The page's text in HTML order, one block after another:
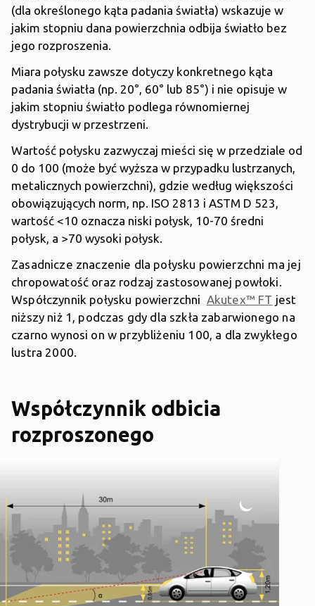
(dla określonego kąta padania światła) wskazuje w
jakim stopniu dana powierzchnia odbija światło bez
jego rozproszenia.
Miara połysku zawsze dotyczy konkretnego kąta
padania światła (np. 20°, 60° lub 85°) i nie opisuje w
jakim stopniu światło podlega równomiernej
dystrybucji w przestrzeni.
Wartość połysku zazwyczaj mieści się w przedziale od
0 do 100 (może być wyższa w przypadku lustrzanych,
metalicznych powierzchni), gdzie według większości
obowiązujących norm, np. ISO 2813 i ASTM D 523,
wartość <10 oznacza niski połysk, 10-70 średni
połysk, a >70 wysoki połysk.
Zasadnicze znaczenie dla połysku powierzchni ma jej
chropowatość oraz rodzaj zastosowanej powłoki.
Współczynnik połysku powierzchni Akutex™ FT jest
niższy niż 1, podczas gdy dla szkła zabarwionego na
czarno wynosi on w przybliżeniu 100, a dla zwykłego
lustra 2000.
Współczynnik odbicia
rozproszonego